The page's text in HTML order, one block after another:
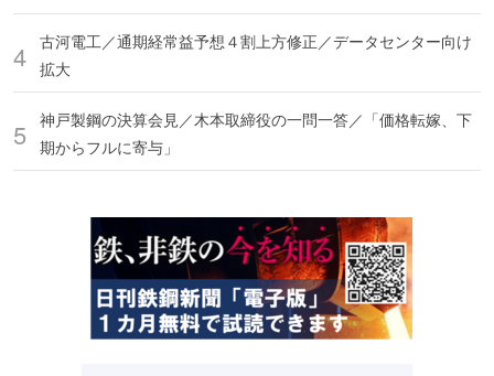
古河電工／通期経常益予想４割上方修正／データセンター向け
拡大
神戸製鋼の決算会見／木本取締役の一問一答／「価格転嫁、下
期からフルに寄与」